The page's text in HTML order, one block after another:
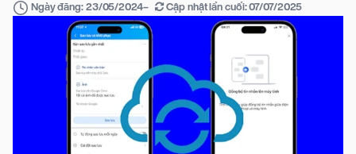
Ngày đăng: 23/05/2024– Cập nhật lần cuối:07/07/2025